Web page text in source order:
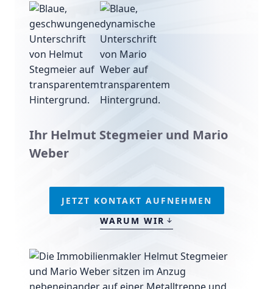
Ihr Helmut Stegmeier und Mario
Weber
JETZT KONTAKT AUFNEHMEN
WARUM WIR